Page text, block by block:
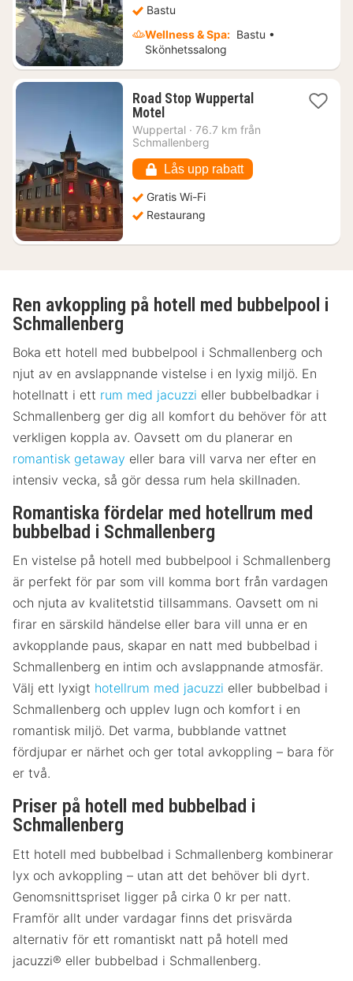
Bastu
Wellness & Spa: Bastu •
Skönhetssalong
Road Stop Wuppertal
Motel1
natt
från
kr.
Wuppertal · 76.7 km från
Schmallenberg
Lås upp rabatt
Gratis Wi-Fi
Restaurang
Ren avkoppling på hotell med bubbelpool i
Schmallenberg
Boka ett hotell med bubbelpool i Schmallenberg och
njut av en avslappnande vistelse i en lyxig miljö. En
hotellnatt i ett rum med jacuzzi eller bubbelbadkar i
Schmallenberg ger dig all komfort du behöver för att
verkligen koppla av. Oavsett om du planerar en
romantisk getaway eller bara vill varva ner efter en
intensiv vecka, så gör dessa rum hela skillnaden.
Romantiska fördelar med hotellrum med
bubbelbad i Schmallenberg
En vistelse på hotell med bubbelpool i Schmallenberg
är perfekt för par som vill komma bort från vardagen
och njuta av kvalitetstid tillsammans. Oavsett om ni
firar en särskild händelse eller bara vill unna er en
avkopplande paus, skapar en natt med bubbelbad i
Schmallenberg en intim och avslappnande atmosfär.
Välj ett lyxigt hotellrum med jacuzzi eller bubbelbad i
Schmallenberg och upplev lugn och komfort i en
romantisk miljö. Det varma, bubblande vattnet
fördjupar er närhet och ger total avkoppling – bara för
er två.
Priser på hotell med bubbelbad i
Schmallenberg
Ett hotell med bubbelbad i Schmallenberg kombinerar
lyx och avkoppling – utan att det behöver bli dyrt.
Genomsnittspriset ligger på cirka 0 kr per natt.
Framför allt under vardagar finns det prisvärda
alternativ för ett romantiskt natt på hotell med
jacuzzi® eller bubbelbad i Schmallenberg.